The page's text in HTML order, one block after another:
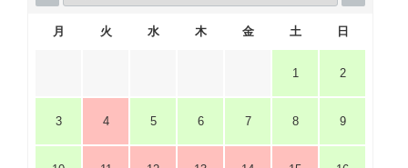
月 火 水 木 金 土 日
1 2
3 4 5 6 7 8 9